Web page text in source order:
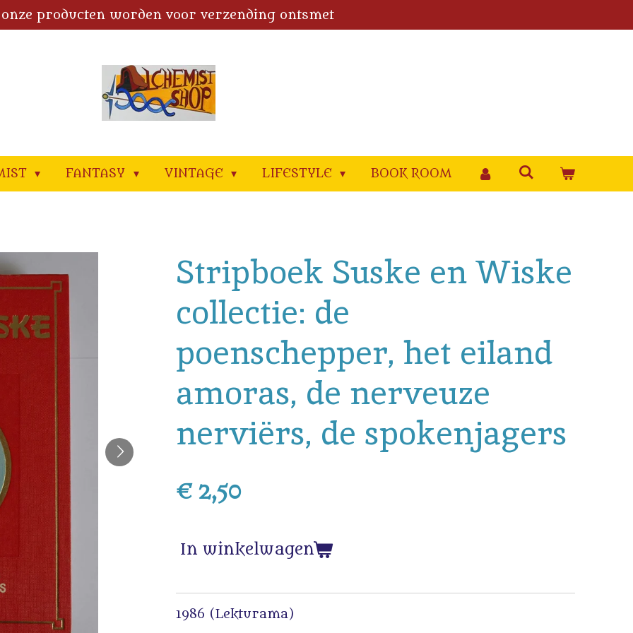
producten worden voor verzending ontsmet
FANTASY VINTAGE LIFESTYLE BOOK ROOM
Stripboek Suske en Wiske
collectie: de
poenschepper, het eiland
amoras, de nerveuze
nerviërs, de spokenjagers
€ 2,50
In winkelwagen
1986 (Lekturama)